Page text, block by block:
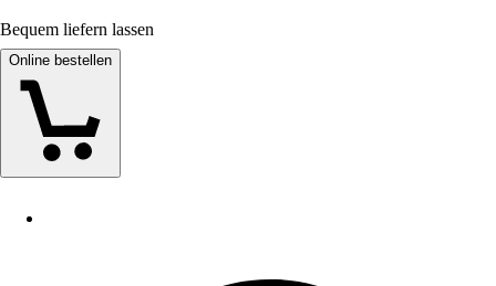
Bequem liefern lassen
Online bestellen